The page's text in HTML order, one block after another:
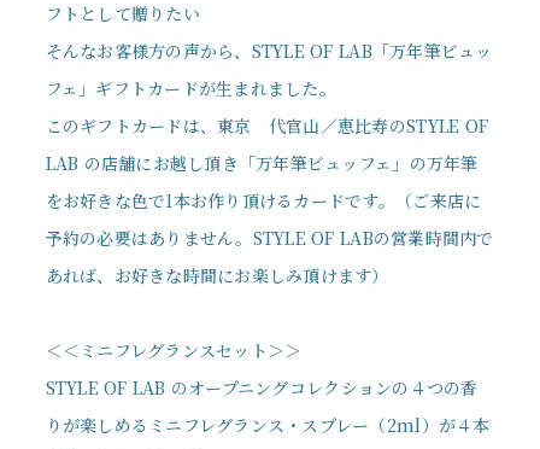
フトとして贈りたい
そんなお客様方の声から、STYLE OF LAB「万年筆ビュッ
フェ」ギフトカードが生まれました。
このギフトカードは、東京 代官山／恵比寿のSTYLE OF
LAB の店舗にお越し頂き「万年筆ビュッフェ」の万年筆
をお好きな色で1本お作り頂けるカードです。（ご来店に
予約の必要はありません。STYLE OF LABの営業時間内で
あれば、お好きな時間にお楽しみ頂けます）
＜＜ミニフレグランスセット＞＞
STYLE OF LAB のオープニングコレクションの４つの香
りが楽しめるミニフレグランス・スプレー（2ml）が４本